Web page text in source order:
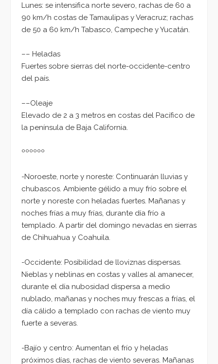
Lunes: se intensifica norte severo, rachas de 60 a
90 km/h costas de Tamaulipas y Veracruz; rachas
de 50 a 60 km/h Tabasco, Campeche y Yucatán.
–– Heladas
Fuertes sobre sierras del norte-occidente-centro
del país.
––Oleaje
Elevado de 2 a 3 metros en costas del Pacífico de
la península de Baja California.
ºººººº
-Noroeste, norte y noreste: Continuarán lluvias y
chubascos. Ambiente gélido a muy frío sobre el
norte y noreste con heladas fuertes. Mañanas y
noches frías a muy frías, durante día frío a
templado. A partir del domingo nevadas en sierras
de Chihuahua y Coahuila.
-Occidente: Posibilidad de lloviznas dispersas.
Nieblas y neblinas en costas y valles al amanecer,
durante el día nubosidad dispersa a medio
nublado, mañanas y noches muy frescas a frías, el
día cálido a templado con rachas de viento muy
fuerte a severas.
-Bajío y centro: Aumentan el frío y heladas
próximos días, rachas de viento severas. Mañanas